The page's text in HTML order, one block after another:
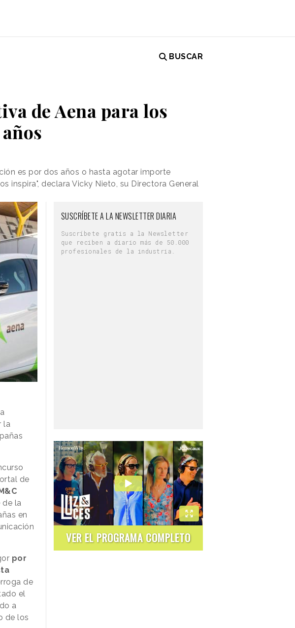
BUSCAR
de Aena para los
es por dos años o hasta agotar importe
inspira", declara Vicky Nieto, su Directora General
la
de
de la
en
por
de
el
a
de los
SUSCRÍBETE A LA NEWSLETTER DIARIA
Suscríbete gratis a la Newsletter
que reciben a diario más de 50.000
profesionales de la industria.
VER EL PROGRAMA COMPLETO